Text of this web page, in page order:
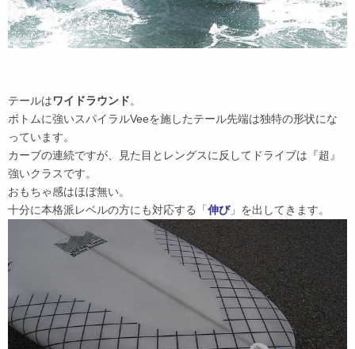
テールはワイドラウンド。
ボトムに強いスパイラルVeeを施したテール先端は独特の形状にな
っています。
カーブの連続ですが、見た目とレングスに反してドライブは『超』
強いクラスです。
おもちゃ感はほぼ無い。
十分に本格派レベルの方にも対応する「伸び」を出してきます。